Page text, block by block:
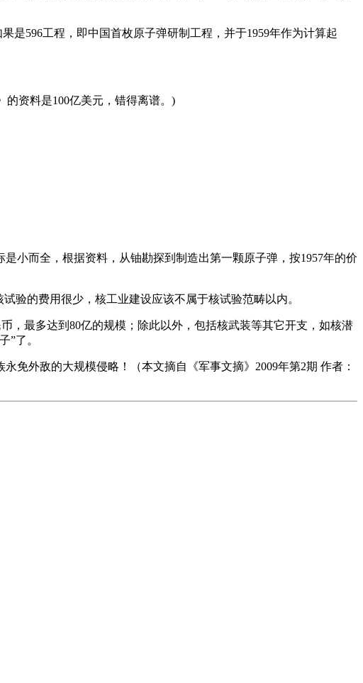
是596工程，即中国首枚原子弹研制工程，并于1959年作为计算起
的资料是100亿美元，错得离谱。)
小而全，根据资料，从铀勘探到制造出第一颗原子弹，按1957年的价
验的费用很少，核工业建设应该不属于核试验范畴以内。
，最多达到80亿的规模；除此以外，包括核武装等其它开支，如核潜
”了。
免外敌的大规模侵略！（本文摘自《军事文摘》2009年第2期 作者：